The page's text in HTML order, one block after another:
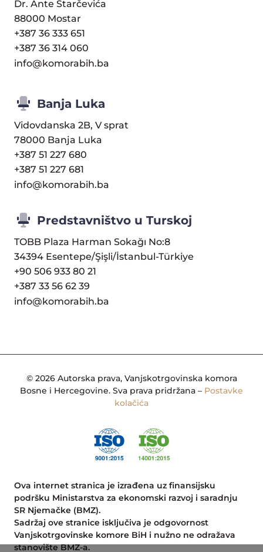
Dr. Ante Starčevića
88000 Mostar
+387 36 333 651
+387 36 314 060
info@komorabih.ba
Banja Luka
Vidovdanska 2B, V sprat
78000 Banja Luka
+387 51 227 680
+387 51 227 681
info@komorabih.ba
Predstavništvo u Turskoj
TOBB Plaza Harman Sokağı No:8
34394 Esentepe/Şişli/İstanbul-Türkiye
+90 506 933 80 21
+387 33 56 62 39
info@komorabih.ba
© 2026 Autorska prava, Vanjskotrgovinska komora
Bosne i Hercegovine. Sva prava pridržana – Postavke
kolačića
Ova internet stranica je izrađena uz finansijsku
podršku Ministarstva za ekonomski razvoj i saradnju
SR Njemačke (BMZ).
Sadržaj ove stranice isključiva je odgovornost
Vanjskotrgovinske komore BiH i nužno ne odražava
stanovište BMZ-a.